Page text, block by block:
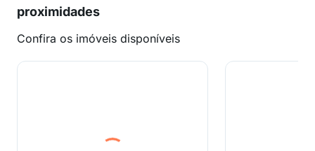
proximidades
Confira os imóveis disponíveis